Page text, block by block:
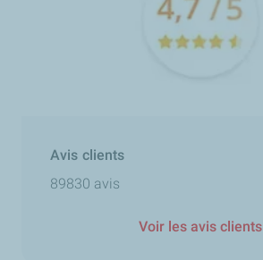
Avis clients
89830 avis
Voir les avis clients